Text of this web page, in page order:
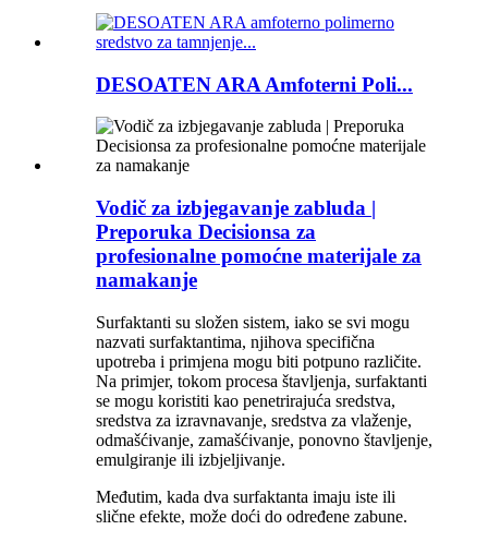
DESOATEN ARA Amfoterni Poli...
Vodič za izbjegavanje zabluda |
Preporuka Decisionsa za
profesionalne pomoćne materijale za
namakanje
Surfaktanti su složen sistem, iako se svi mogu
nazvati surfaktantima, njihova specifična
upotreba i primjena mogu biti potpuno različite.
Na primjer, tokom procesa štavljenja, surfaktanti
se mogu koristiti kao penetrirajuća sredstva,
sredstva za izravnavanje, sredstva za vlaženje,
odmašćivanje, zamašćivanje, ponovno štavljenje,
emulgiranje ili izbjeljivanje.
Međutim, kada dva surfaktanta imaju iste ili
slične efekte, može doći do određene zabune.